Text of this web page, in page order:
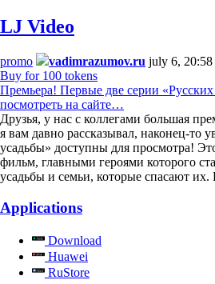
LJ Video
promo vadimrazumov.ru july 6, 20:58
Buy for 100 tokens
Премьера! Первые две серии
посмотреть на сайте…
Друзья, у нас с коллегами большая
я вам давно рассказывал, наконец-то
усадьбы» доступны для просмотра!
фильм, главными героями которого
усадьбы и семьи, которые спасают
Applications
Download
Huawei
RuStore